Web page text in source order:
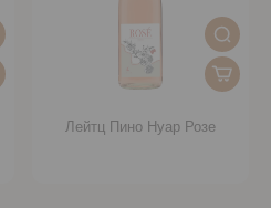
Лейтц Пино Нуар Розе